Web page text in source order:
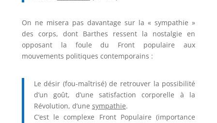
On ne misera pas davantage sur la « sympathie »
des corps, dont Barthes ressent la nostalgie en
opposant la foule du Front populaire aux
mouvements politiques contemporains :
Le désir (fou-maîtrisé) de retrouver la possibilité
d’un goût, d’une satisfaction corporelle à la
Révolution, d’une sympathie.
C’est le complexe Front Populaire (importance